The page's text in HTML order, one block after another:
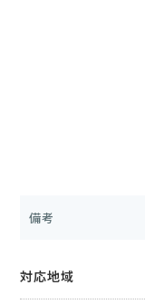
備考
対応地域